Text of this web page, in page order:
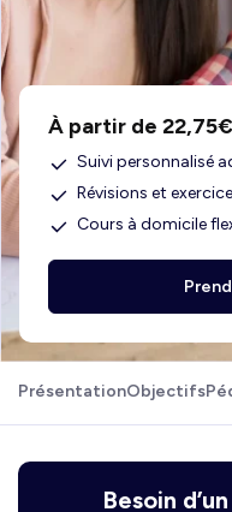
À partir de
Suivi personnalisé
Révisions et
Cours à domicile
PrésentationObjectifs
Besoin